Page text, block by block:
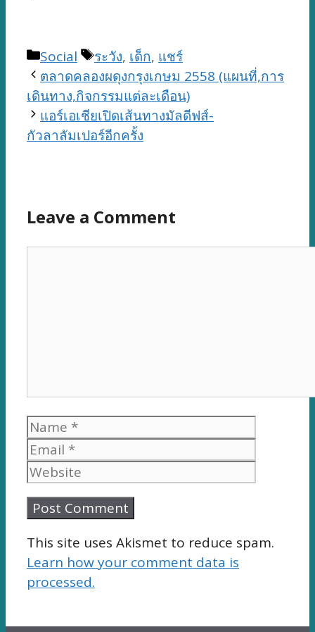
Categories
Social Tags
ระวัง, เด็ก, แชร์
ตลาดคลองผดุงกรุงเกษม 2558 (แผนที่,การ
เดินทาง,กิจกรรมแต่ละเดือน)
แอร์เอเชียเปิดเส้นทางมัลดีฟส์-
กัวลาลัมเปอร์อีกครั้ง
Leave a Comment
Name
This site uses Akismet to reduce spam.
Learn how your comment data is
processed.